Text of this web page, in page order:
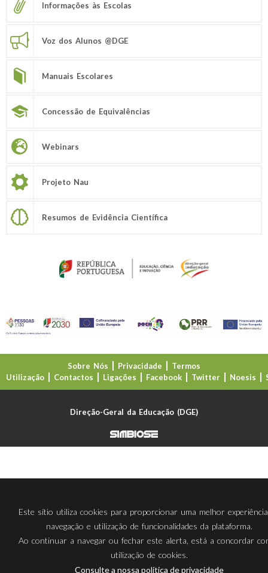
Informações às Escolas
Voz dos Alunos @DGE
Manuais Escolares
Concessão de Equivalências
Webinars
Projeto Nau
Resumos de Evidência Científica
Sobre Nós Privacidade
Termos
Utilização
Contactos Ligações Facebook Twitter Noesis
Direção-Geral da Educação (DGE)
Este sítio utiliza cookies para proporcionar uma melhor
navegação e utilização de funcionalidades da plataforma.
Ao continuar a navegar ou fechar este alerta, está a concordar
utilização de cookies.
Consulte a nossa política de privacidade